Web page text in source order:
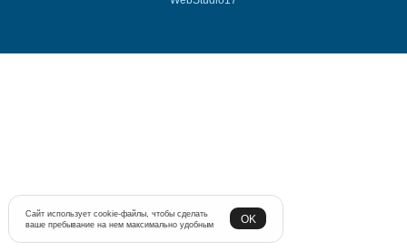
Сайт использует cookie-файлы, чтобы сделать
ваше пребывание на нем максимально удобным
OK